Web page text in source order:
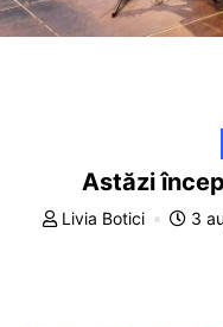
Astăzi
Livia Botici 3